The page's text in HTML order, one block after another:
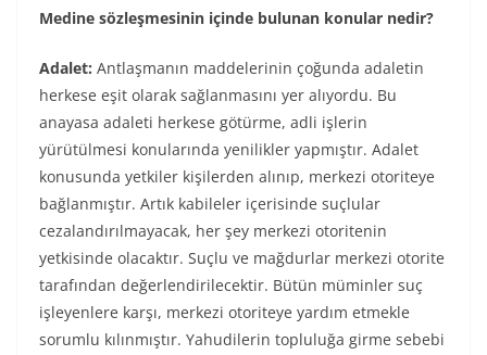
Medine sözleşmesinin içinde bulunan konular nedir?
Adalet: Antlaşmanın maddelerinin çoğunda adaletin
herkese eşit olarak sağlanmasını yer alıyordu. Bu
anayasa adaleti herkese götürme, adli işlerin
yürütülmesi konularında yenilikler yapmıştır. Adalet
konusunda yetkiler kişilerden alınıp, merkezi otoriteye
bağlanmıştır. Artık kabileler içerisinde suçlular
cezalandırılmayacak, her şey merkezi otoritenin
yetkisinde olacaktır. Suçlu ve mağdurlar merkezi otorite
tarafından değerlendirilecektir. Bütün müminler suç
işleyenlere karşı, merkezi otoriteye yardım etmekle
sorumlu kılınmıştır. Yahudilerin topluluğa girme sebebi